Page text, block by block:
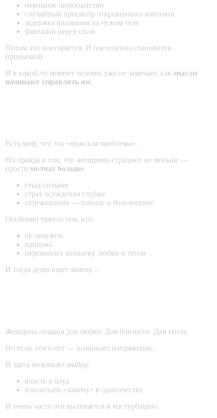
невинное любопытство
случайный просмотр откровенного контента
задержка внимания на чужом теле
фантазии перед сном
Потом это повторяется. И постепенно становится
привычкой.
И в какой-то момент человек уже не замечает, как мысли
начинают управлять им.
Есть миф, что это «мужская проблема».
Но правда в том, что женщины страдают не меньше —
просто молчат больше.
стыд сильнее
страх осуждения глубже
переживания — тоньше и болезненнее
Особенно тяжело тем, кто:
не замужем
одинока
переживает нехватку любви и тепла
И тогда душа ищет замену…
Женщина создана для любви. Для близости. Для тепла.
Но если этого нет — возникает напряжение.
И здесь возникает выбор:
впасть в блуд
или искать «замену» в одиночестве
И очень часто это выливается в мастурбацию.